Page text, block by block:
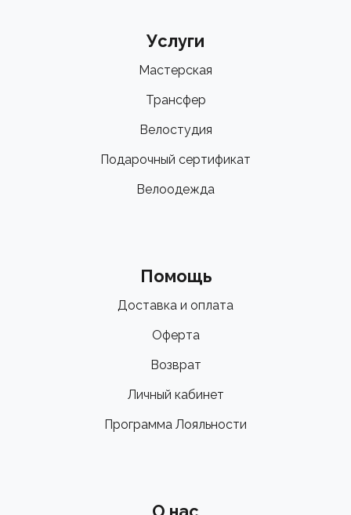
Услуги
Мастерская
Трансфер
Велостудия
Подарочный сертификат
Велоодежда
Помощь
Доставка и оплата
Оферта
Возврат
Личный кабинет
Программа Лояльности